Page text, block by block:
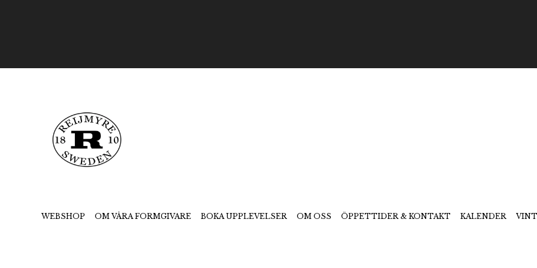
WEBSHOP OM VÅRA FORMGIVARE BOKA UPPLEVELSER OM OSS ÖPPETTIDER & KONTAKT KALENDER